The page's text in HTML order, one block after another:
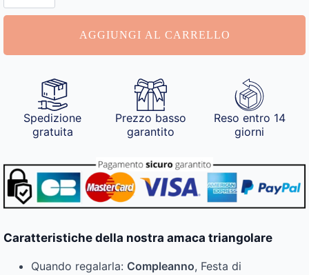
AGGIUNGI AL CARRELLO
Spedizione
gratuita
Prezzo basso
garantito
Reso entro 14
giorni
Caratteristiche della nostra amaca triangolare
Quando regalarla: Compleanno, Festa di